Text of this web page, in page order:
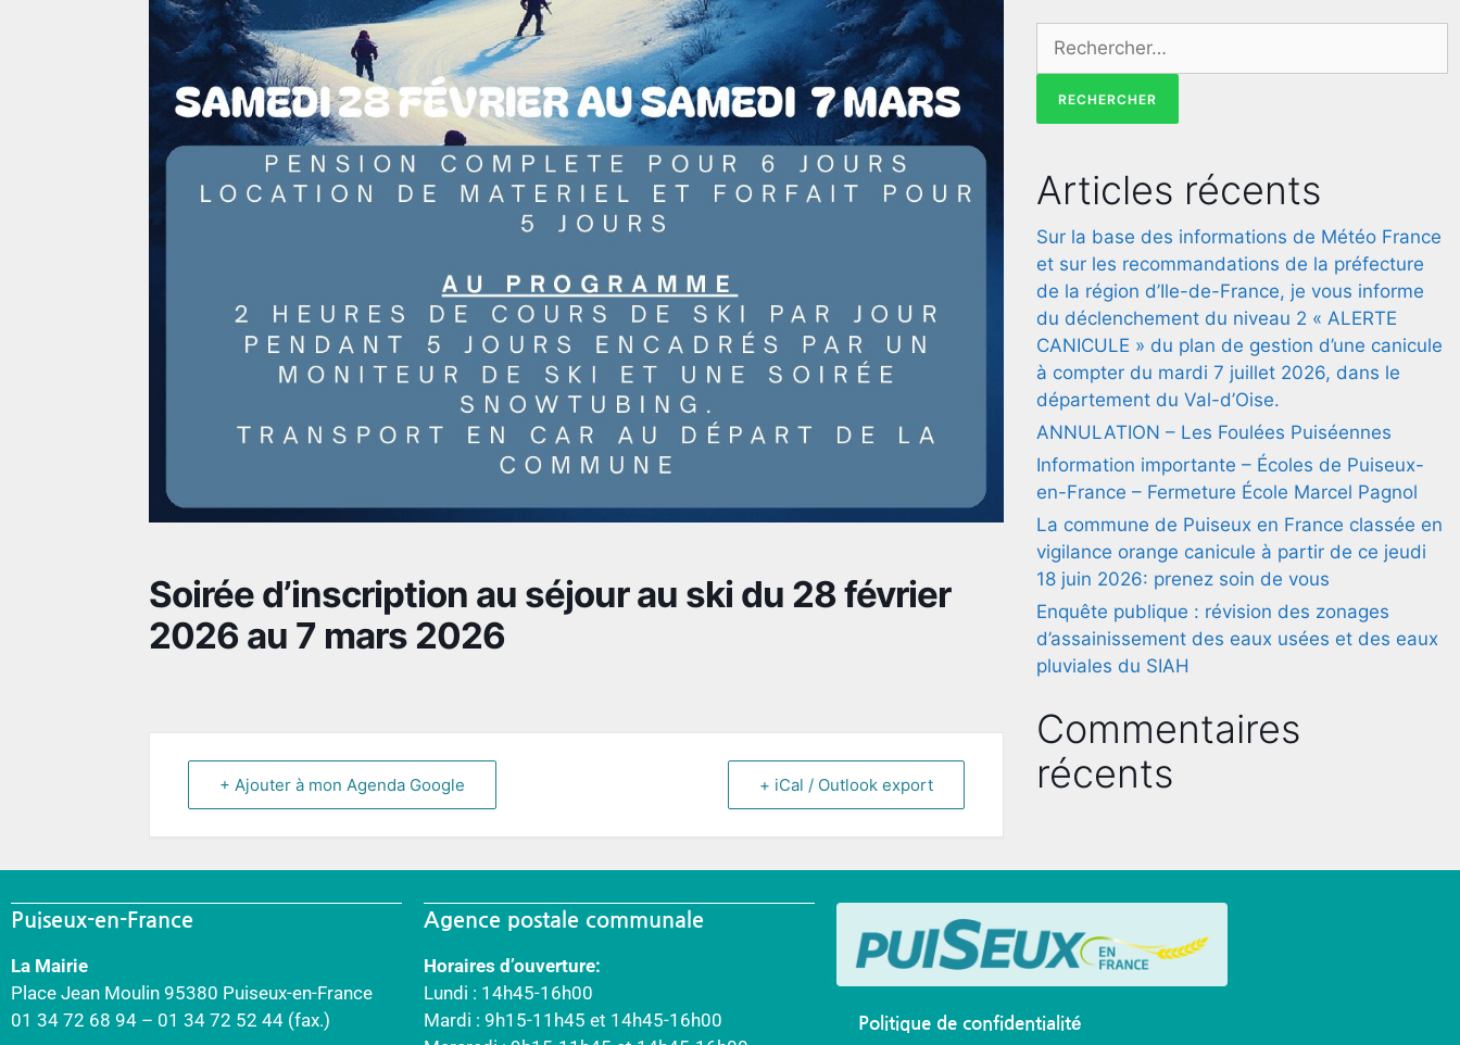
Soirée d’inscription au séjour au ski du 28 février
2026 au 7 mars 2026
+ Ajouter à mon Agenda Google + iCal / Outlook export
Articles récents
Sur la base des informations de Météo France
et sur les recommandations de la préfecture
de la région d’Ile-de-France, je vous informe
du déclenchement du niveau 2 « ALERTE
CANICULE » du plan de gestion d’une canicule
à compter du mardi 7 juillet 2026, dans le
département du Val-d’Oise.
ANNULATION – Les Foulées Puiséennes
Information importante – Écoles de Puiseux-
en-France – Fermeture École Marcel Pagnol
La commune de Puiseux en France classée en
vigilance orange canicule à partir de ce jeudi
18 juin 2026: prenez soin de vous
Enquête publique : révision des zonages
d’assainissement des eaux usées et des eaux
pluviales du SIAH
Commentaires
récents
Puiseux-en-France
La Mairie
Place Jean Moulin 95380 Puiseux-en-France
01 34 72 68 94 – 01 34 72 52 44 (fax.)
Agence postale communale
Horaires d’ouverture:
Lundi : 14h45-16h00
Mardi : 9h15-11h45 et 14h45-16h00
Politique de confidentialité